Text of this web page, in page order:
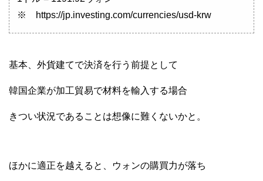
※ https://jp.investing.com/currencies/usd-krw
基本、外貨建てで決済を行う前提として
韓国企業が加工貿易で材料を輸入する場合
きつい状況であることは想像に難くないかと。
ほかに適正を越えると、ウォンの購買力が落ち